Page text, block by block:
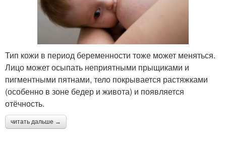
Тип кожи в период беременности тоже может меняться.
Лицо может осыпать неприятными прыщиками и
пигментными пятнами, тело покрывается растяжками
(особенно в зоне бедер и живота) и появляется
отёчность.
читать дальше →